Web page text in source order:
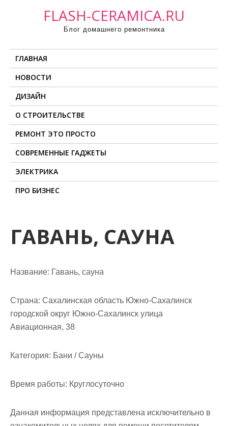
FLASH-CERAMICA.RU
Блог домашнего ремонтника
ГЛАВНАЯ
НОВОСТИ
ДИЗАЙН
О СТРОИТЕЛЬСТВЕ
РЕМОНТ ЭТО ПРОСТО
СОВРЕМЕННЫЕ ГАДЖЕТЫ
ЭЛЕКТРИКА
ПРО БИЗНЕС
ГАВАНЬ, САУНА
Название: Гавань, сауна
Страна: Сахалинская область Южно-Сахалинск
городской округ Южно-Сахалинск улица
Авиационная, 38
Категория: Бани / Сауны
Время работы: Круглосуточно
Данная информация представлена исключительно в